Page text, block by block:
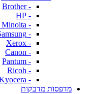
- Brother
- HP
- Konica Minolta
- Samsung
- Xerox
- Canon
- Pantum
- Ricoh
- Kyocera
מדפסות מדבקות